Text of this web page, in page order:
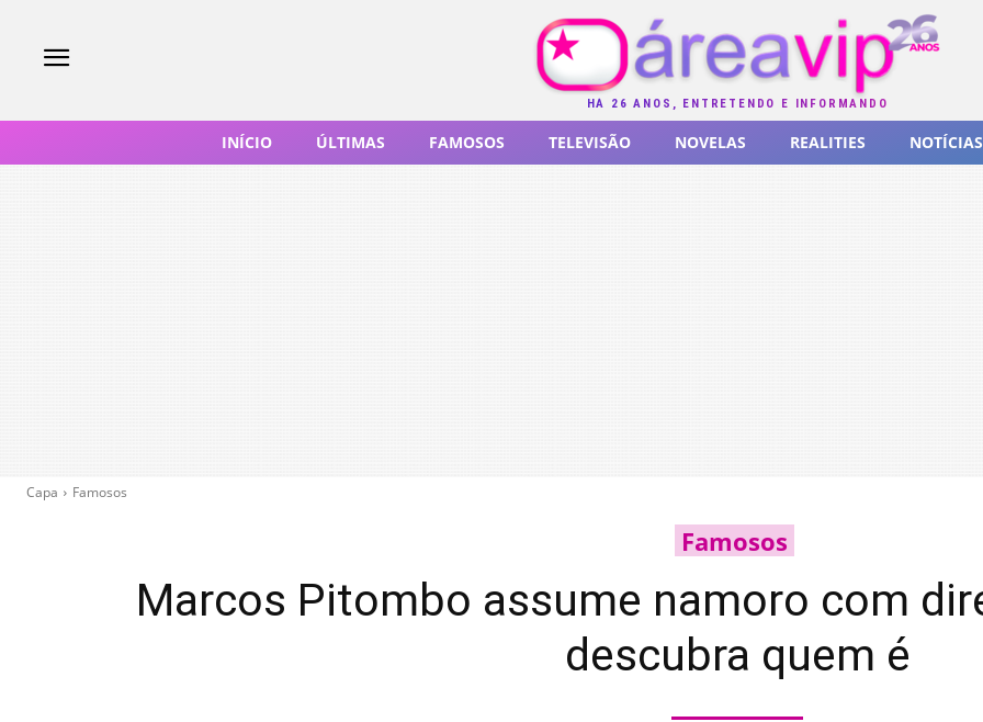
HÁ 26 ANOS, ENTRETENDO E INFORMANDO
INÍCIO ÚLTIMAS FAMOSOS TELEVISÃO NOVELAS REALITIES NOTÍCIAS
Capa Famosos
Famosos
Marcos Pitombo assume namoro com
descubra quem é